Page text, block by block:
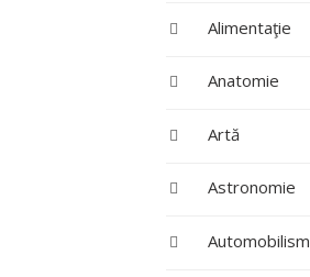
Alimentaţie
Anatomie
Artă
Astronomie
Automobilism